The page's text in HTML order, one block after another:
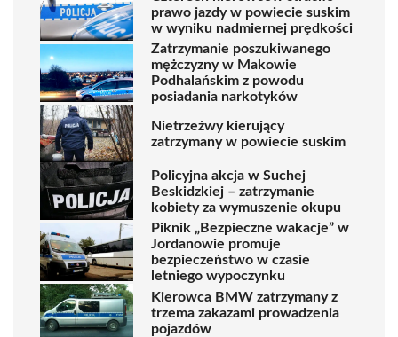
prawo jazdy w powiecie suskim
w wyniku nadmiernej prędkości
Zatrzymanie poszukiwanego
mężczyzny w Makowie
Podhalańskim z powodu
posiadania narkotyków
Nietrzeźwy kierujący
zatrzymany w powiecie suskim
Policyjna akcja w Suchej
Beskidzkiej – zatrzymanie
kobiety za wymuszenie okupu
Piknik „Bezpieczne wakacje” w
Jordanowie promuje
bezpieczeństwo w czasie
letniego wypoczynku
Kierowca BMW zatrzymany z
trzema zakazami prowadzenia
pojazdów